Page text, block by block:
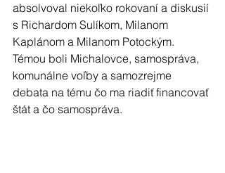
absolvoval niekoľko rokovaní a diskusií
s Richardom Sulíkom, Milanom
Kaplánom a Milanom Potockým.
Témou boli Michalovce, samospráva,
komunálne voľby a samozrejme
debata na tému čo ma riadiť financovať
štát a čo samospráva.